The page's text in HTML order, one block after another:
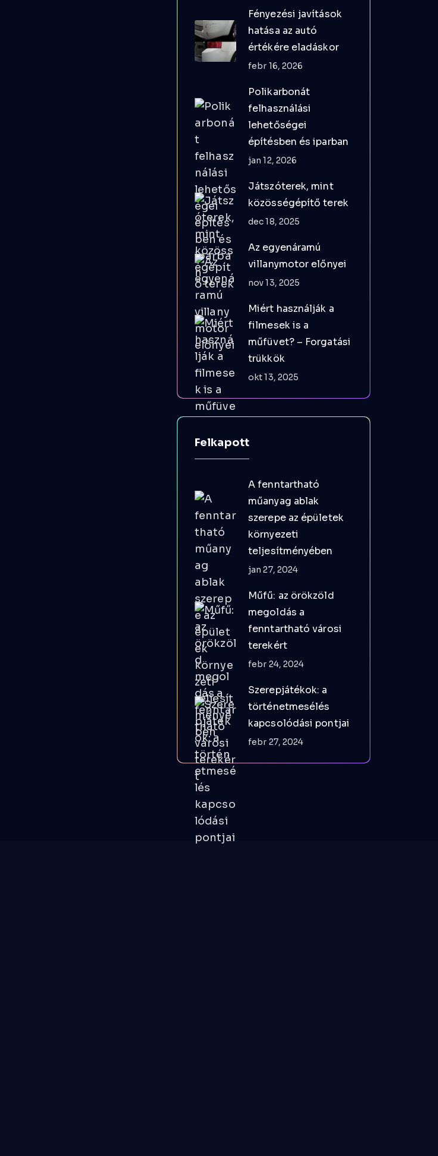
Fényezési javítások
hatása az autó
értékére eladáskor
febr 16, 2026
Polikarbonát
felhasználási
lehetőségei
építésben és iparban
jan 12, 2026
Játszóterek, mint
közösségépítő terek
dec 18, 2025
Az egyenáramú
villanymotor előnyei
nov 13, 2025
Miért használják a
filmesek is a
műfüvet? – Forgatási
trükkök
okt 13, 2025
Felkapott
A fenntartható
műanyag ablak
szerepe az épületek
környezeti
teljesítményében
jan 27, 2024
Műfű: az örökzöld
megoldás a
fenntartható városi
terekért
febr 24, 2024
Szerepjátékok: a
történetmesélés
kapcsolódási pontjai
febr 27, 2024